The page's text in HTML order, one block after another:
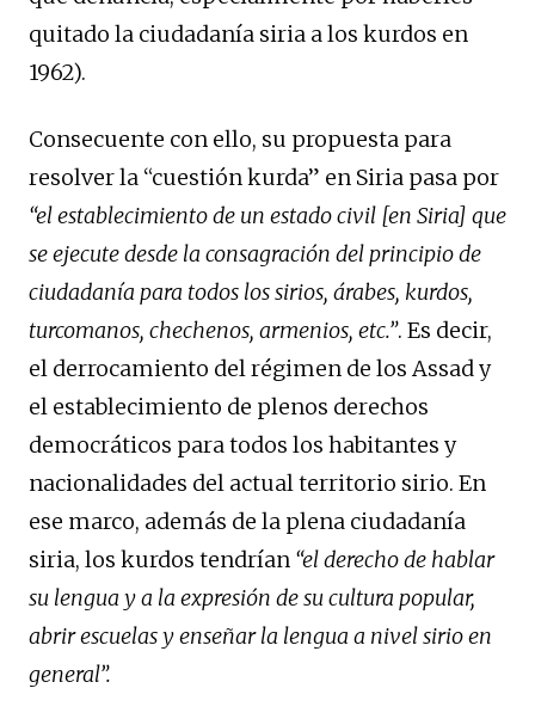
quitado la ciudadanía siria a los kurdos en
1962).
Consecuente con ello, su propuesta para
resolver la “cuestión kurda” en Siria pasa por
“el establecimiento de un estado civil [en Siria] que
se ejecute desde la consagración del principio de
ciudadanía para todos los sirios, árabes, kurdos,
turcomanos, chechenos, armenios, etc.”. Es decir,
el derrocamiento del régimen de los Assad y
el establecimiento de plenos derechos
democráticos para todos los habitantes y
nacionalidades del actual territorio sirio. En
ese marco, además de la plena ciudadanía
siria, los kurdos tendrían “el derecho de hablar
su lengua y a la expresión de su cultura popular,
abrir escuelas y enseñar la lengua a nivel sirio en
general”.